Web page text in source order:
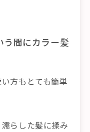
う間にカラー髪
方もとても簡単
らした髪に揉み